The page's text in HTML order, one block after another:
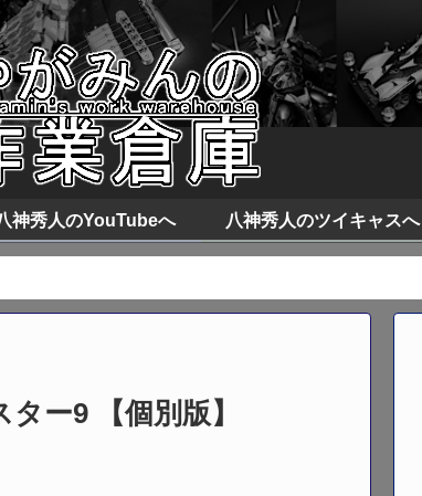
神秀人のYouTubeへ 八神秀人のツイキャスへ
ー9 【個別版】